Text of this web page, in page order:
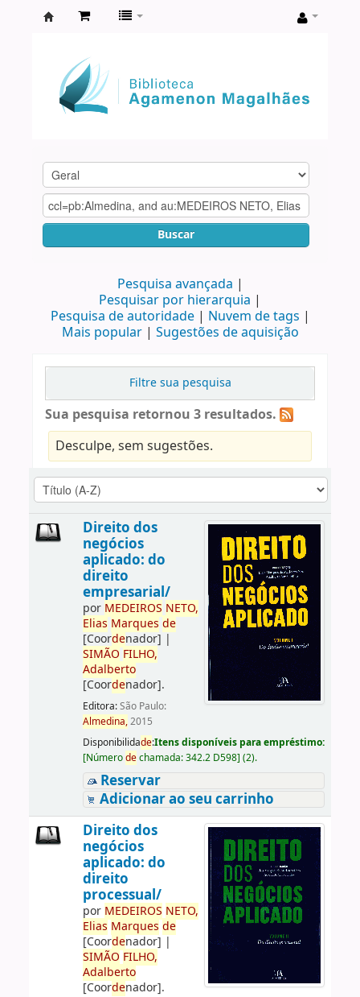
Agamenon
Magalhães
Buscar
Pesquisa avançada
Pesquisar por hierarquia
Pesquisa de autoridade
Nuvem de tags
Mais popular
Sugestões de aquisição
Filtre sua pesquisa
Sua pesquisa retornou 3 resultados.
Desculpe, sem sugestões.
Direito dos
negócios
aplicado: do
direito
empresarial/
por MEDEIROS NETO,
Elias Marques de
[Coordenador] |
SIMÃO FILHO,
Adalberto
[Coordenador].
Editora:São Paulo:
Almedina,2015
Disponibilidade:Itens disponíveis para empréstimo:
[Númerodechamada:342.2 D598] (2).
Reservar
Adicionar ao seu carrinho
Direito dos
negócios
aplicado: do
direito
processual/
por MEDEIROS NETO,
Elias Marques de
[Coordenador] |
SIMÃO FILHO,
Adalberto
[Coordenador].